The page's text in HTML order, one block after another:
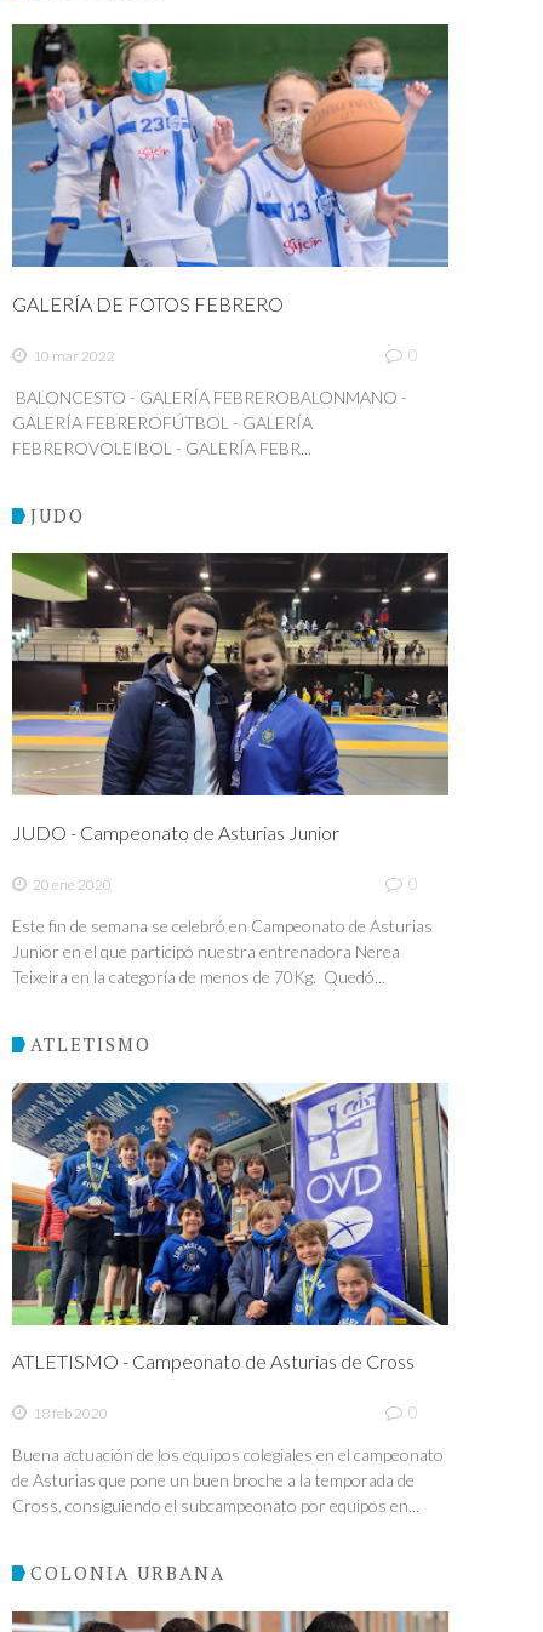
GALERÍA DE FOTOS FEBRERO
10 mar 2022 0
BALONCESTO - GALERÍA FEBREROBALONMANO -
GALERÍA FEBREROFÚTBOL - GALERÍA
FEBREROVOLEIBOL - GALERÍA FEBR...
JUDO
JUDO - Campeonato de Asturias Junior
20 ene 2020 0
Este fin de semana se celebró en Campeonato de Asturias
Junior en el que participó nuestra entrenadora Nerea
Teixeira en la categoría de menos de 70Kg. Quedó...
ATLETISMO
ATLETISMO - Campeonato de Asturias de Cross
18 feb 2020 0
Buena actuación de los equipos colegiales en el campeonato
de Asturias que pone un buen broche a la temporada de
Cross, consiguiendo el subcampeonato por equipos en...
COLONIA URBANA